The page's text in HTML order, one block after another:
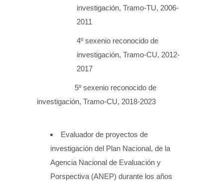
investigación, Tramo-TU, 2006-
2011
4º sexenio reconocido de
investigación, Tramo-CU, 2012-
2017
5º sexenio reconocido de
investigación, Tramo-CU, 2018-2023
Evaluador de proyectos de
investigación del Plan Nacional, de la
Agencia Nacional de Evaluación y
Porspectiva (ANEP) durante los años